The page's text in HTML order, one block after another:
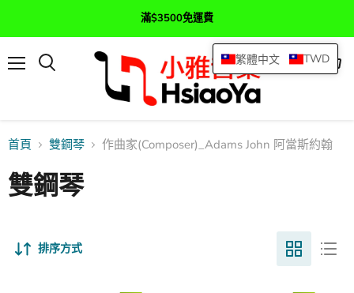
滿$3500免運費
查
首頁 雙鋼琴 作曲家(Composer)_Adams John 阿當斯約翰
雙鋼琴
排序方式
繁體中文 TWD